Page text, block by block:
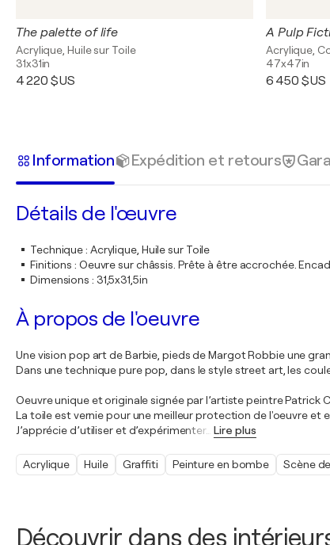
Découvrir dans des
The palette of life
Acrylique, Huile sur Toile
31x31in
4 220 $US
A Pulp
Acrylique,
47x47in
6 450 $US
Information Expédition et retours
Détails de l'œuvre
Technique: Acrylique, Huile sur Toile
Finitions : Oeuvre sur châssis. Prête à être accrochée.
Dimensions : 31,5x31,5in
À propos de l'oeuvre
Une vision pop art de Barbie, pieds de Margot Robbie une
Dans une technique pure pop, dans le style street art, les
Oeuvre unique et originale signée par l’artiste peintre
La toile est vernie pour une meilleur protection de l'oeuvre et
J’apprécie d’utiliser et d’expérimenter… Lire plus
Acrylique Huile Graffiti Peinture en bombe Scène